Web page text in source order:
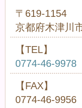
〒619-1154
京都府木津川
【TEL】
0774-46-9978
【FAX】
0774-46-9956